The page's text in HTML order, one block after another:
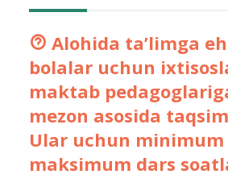
Alohida ta’limga
bolalar uchun
maktab
mezon asosida
Ular uchun minimum
maksimum dars